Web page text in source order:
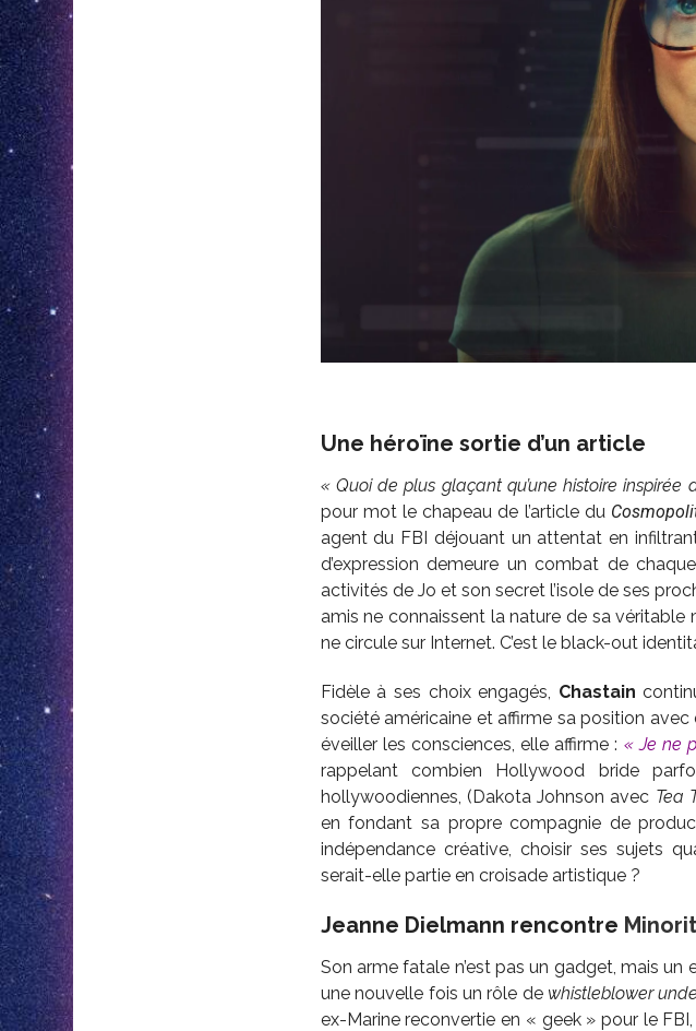
Une héroïne sortie d’un article
« Quoi de plus glaçant qu’une histoire inspirée
pour mot le chapeau de l’article du
agent du FBI déjouant un attentat en
d’expression demeure un combat de
activités de Jo et son secret l’isole de ses
amis ne connaissent la nature de sa véritable
ne circule sur Internet. C’est le black-out
Fidèle à ses choix engagés, Chastain
société américaine et affirme sa position
éveiller les consciences, elle affirme : « Je ne
rappelant combien Hollywood bride
hollywoodiennes, (Dakota Johnson avec Tea
en fondant sa propre compagnie de
indépendance créative, choisir ses sujets
serait-elle partie en croisade artistique ?
Jeanne Dielmann rencontre
Son arme fatale n’est pas un gadget, mais un
une nouvelle fois un rôle de whistleblower
ex-Marine reconvertie en « geek » pour le